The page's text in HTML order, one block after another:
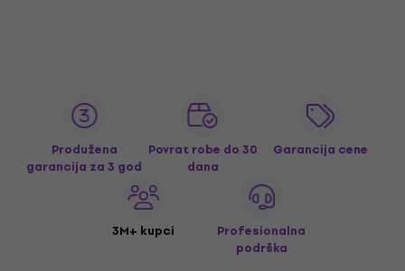
Produžena
garancija za 3 god
Povrat robe do 30
dana
Garancija cene
3M+ kupci
Profesionalna
podrška